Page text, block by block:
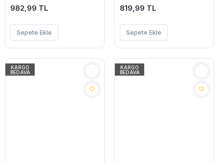
Led-(5775)
982,99 TL
Sepete Ekle
819,99 TL
Sepete Ekle
KARGO
BEDAVA
KARGO
BEDAVA